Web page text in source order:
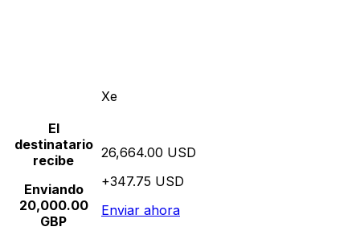
Xe
El
destinatario
recibe
Enviando
20,000.00
GBP
26,664.00 USD
+347.75 USD
Enviar ahora